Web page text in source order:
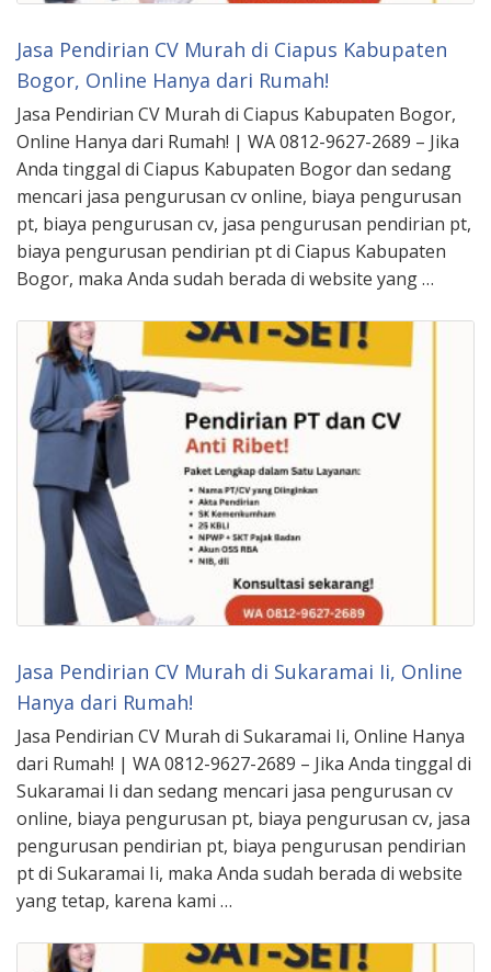
Jasa Pendirian CV Murah di Ciapus Kabupaten
Bogor, Online Hanya dari Rumah!
Jasa Pendirian CV Murah di Ciapus Kabupaten Bogor,
Online Hanya dari Rumah! | WA 0812-9627-2689 – Jika
Anda tinggal di Ciapus Kabupaten Bogor dan sedang
mencari jasa pengurusan cv online, biaya pengurusan
pt, biaya pengurusan cv, jasa pengurusan pendirian pt,
biaya pengurusan pendirian pt di Ciapus Kabupaten
Bogor, maka Anda sudah berada di website yang …
Jasa Pendirian CV Murah di Sukaramai Ii, Online
Hanya dari Rumah!
Jasa Pendirian CV Murah di Sukaramai Ii, Online Hanya
dari Rumah! | WA 0812-9627-2689 – Jika Anda tinggal di
Sukaramai Ii dan sedang mencari jasa pengurusan cv
online, biaya pengurusan pt, biaya pengurusan cv, jasa
pengurusan pendirian pt, biaya pengurusan pendirian
pt di Sukaramai Ii, maka Anda sudah berada di website
yang tetap, karena kami …